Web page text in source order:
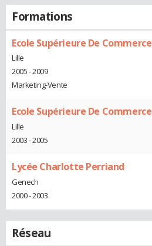
Formations
Ecole Supérieure De Commerce
Lille
2005 - 2009
Marketing-Vente
Ecole Supérieure De Commerce
Lille
2003 - 2005
Lycée Charlotte Perriand
Genech
2000 - 2003
Réseau